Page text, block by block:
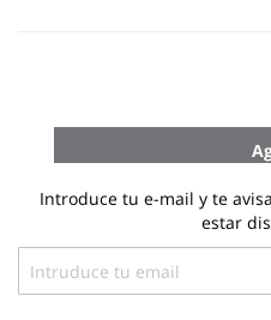
Introduce tu e-mail y te
estar